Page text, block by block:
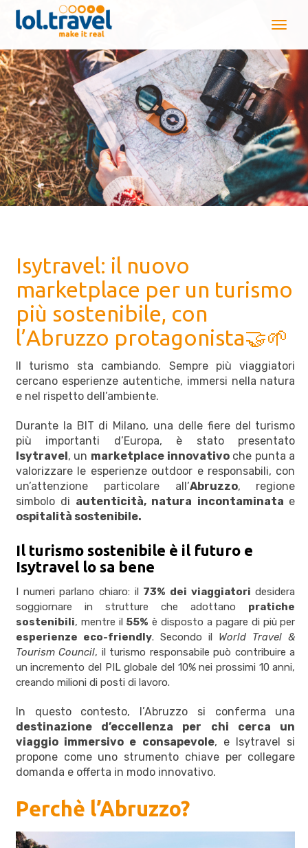
Isytravel: il nuovo
marketplace per un turismo
più sostenibile, con
l’Abruzzo protagonista🤝🌱
Il turismo sta cambiando. Sempre più viaggiatori
cercano esperienze autentiche, immersi nella natura
e nel rispetto dell’ambiente.
Durante la BIT di Milano, una delle fiere del turismo
più importanti d’Europa, è stato presentato
Isytravel, un marketplace innovativoche punta a
valorizzare le esperienze outdoor e responsabili, con
un’attenzione particolare all’Abruzzo, regione
simbolo di autenticità, natura incontaminata e
ospitalità sostenibile.
Il turismo sostenibile è il futuro e
Isytravel lo sa bene
I numeri parlano chiaro: il 73% dei viaggiatori desidera
soggiornare in strutture che adottano pratiche
sostenibili, mentre il 55% è disposto a pagare di più per
esperienze eco-friendly. Secondo il World Travel &
Tourism Council, il turismo responsabile può contribuire a
un incremento del PIL globale del 10% nei prossimi 10 anni,
creando milioni di posti di lavoro.
In questo contesto, l’Abruzzo si conferma una
destinazione d’eccellenza per chi cerca un
viaggio immersivo e consapevole, e Isytravel si
propone come uno strumento chiave per collegare
domanda e offerta in modo innovativo.
Perchè l’Abruzzo?